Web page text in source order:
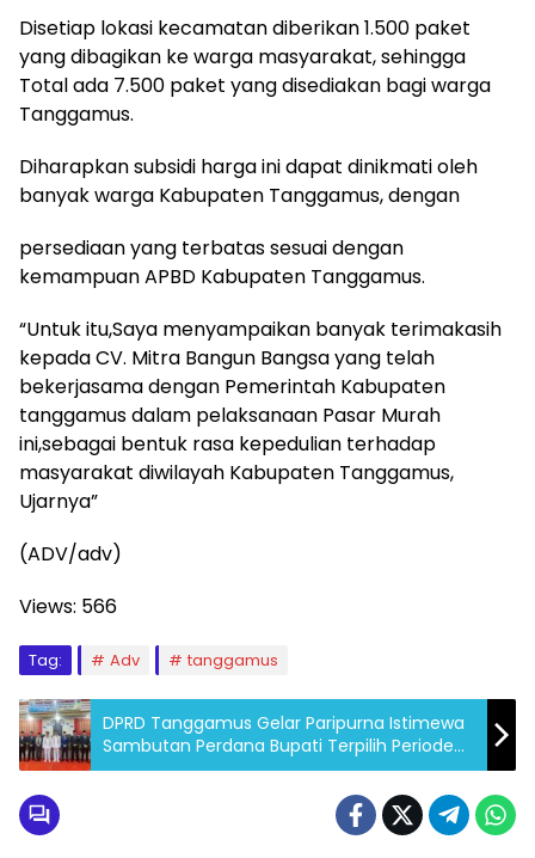
Disetiap lokasi kecamatan diberikan 1.500 paket
yang dibagikan ke warga masyarakat, sehingga
Total ada 7.500 paket yang disediakan bagi warga
Tanggamus.
Diharapkan subsidi harga ini dapat dinikmati oleh
banyak warga Kabupaten Tanggamus, dengan
persediaan yang terbatas sesuai dengan
kemampuan APBD Kabupaten Tanggamus.
“Untuk itu,Saya menyampaikan banyak terimakasih
kepada CV. Mitra Bangun Bangsa yang telah
bekerjasama dengan Pemerintah Kabupaten
tanggamus dalam pelaksanaan Pasar Murah
ini,sebagai bentuk rasa kepedulian terhadap
masyarakat diwilayah Kabupaten Tanggamus,
Ujarnya”
(ADV/adv)
Views: 566
Tag: Adv tanggamus
DPRD Tanggamus Gelar Paripurna Istimewa
Sambutan Perdana Bupati Terpilih Periode
2025-2030